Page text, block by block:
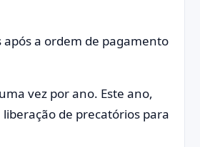
após a ordem de pagamento
vez por ano. Este ano,
de precatórios para